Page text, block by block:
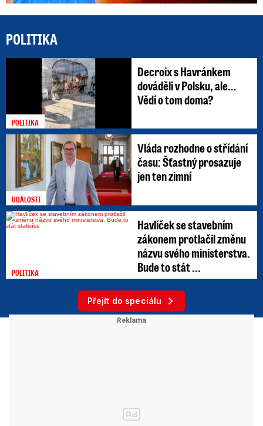
POLITIKA
POLITIKA
Decroix s Havránkem
dováděli v Polsku, ale…
Vědí o tom doma?
UDÁLOSTI
Vláda rozhodne o střídání
času: Šťastný prosazuje
jen ten zimní
POLITIKA
Havlíček se stavebním
zákonem protlačil změnu
názvu svého ministerstva.
Bude to stát ...
Přejít do speciálu